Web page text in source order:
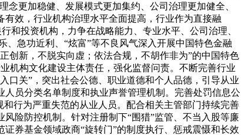
更加稳健、发展模式更加集约、公司治理更加健全、
效，行业机构治理水平全面提高，行业作为直接融
和投资机构，力争在战略能力、专业水平、公司治理、
急功近利、“炫富”等不良风气深入开展中国特色金融
创新，不脱实向虚；依法合规，不胡作非为”的中国特色
机构文化建设主体责任，强化监督问责。不断完善行业
口关”，突出社会公德、职业道德和个人品德，引导从业
员分类名单制度和执业声誉管理机制。完善处罚信息公
行为严重失范的从业人员。配合相关主管部门持续完善
险防控机制。针对注册制下“围猎”监管、不当入股等廉
券基金领域政商“旋转门”的制度执行、惩戒震慑和长效